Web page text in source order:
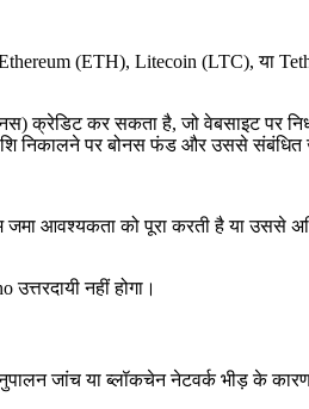
(ETH), Litecoin (LTC), या
कर सकता है, जो वेबसाइट पर
निकालने पर बोनस फंड और उससे संबंधित
आवश्यकता को पूरा करती है या उससे
नहीं होगा।
जांच या ब्लॉकचेन नेटवर्क भीड़ के